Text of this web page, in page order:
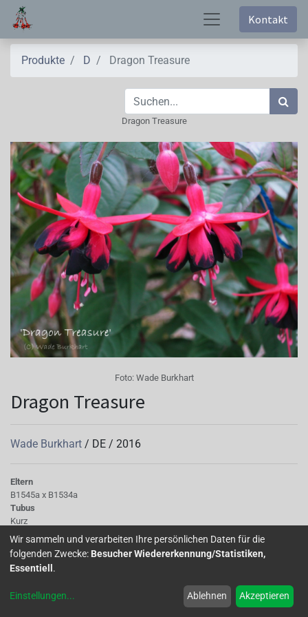
Kontakt
Produkte D Dragon Treasure
Dragon Treasure
Foto: Wade Burkhart
Dragon Treasure
Wade Burkhart / DE / 2016
Eltern
B1545a x B1534a
Tubus
Kurz
Wuchs
aufrecht -buschig
Diese Sorte hat den heißen Sommer 2015 gut überstanden,
blüht auch im Winter
Wir sammeln und verarbeiten Ihre persönlichen Daten für die
folgenden Zwecke: Besucher Wiedererkennung/Statistiken,
Essentiell .
Einstellungen... Ablehnen Akzeptieren